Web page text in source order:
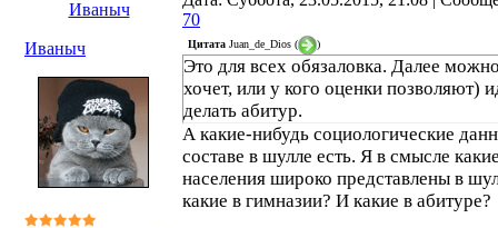
Иваныч
70
Иваныч
Цитата Juan_de_Dios ( )
Это для всех обязаловка. Далее
хочет, или у кого оценки позволяют)
делать абитур.
А какие-нибудь социологические
составе в шулле есть. Я в смысле
населения широко представлены в
какие в гимназии? И какие в абитуре?